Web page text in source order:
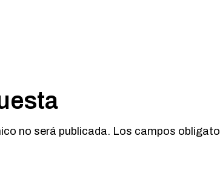
no será publicada. Los campos